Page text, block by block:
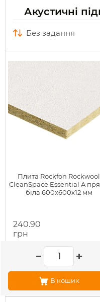
Акустичні
без задання
Плита Rockfon Rockwool
CleanSpace Essential A
біла 600x600x12 мм
240.90
грн
В кошик